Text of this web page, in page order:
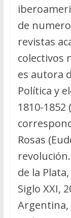
de
revistas
colectivos
es autora
Política y
1810-1852
Rosas
de la
Siglo XXI,
Argentina,